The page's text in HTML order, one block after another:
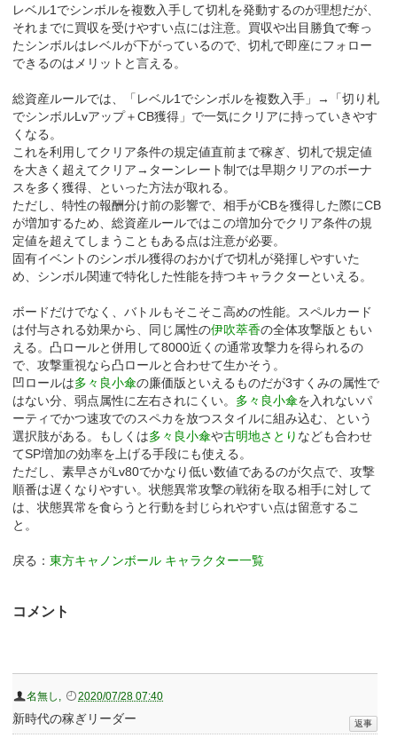
レベル1でシンボルを複数入手して切札を発動するのが理想だが、
それまでに買収を受けやすい点には注意。買収や出目勝負で奪っ
たシンボルはレベルが下がっているので、切札で即座にフォロー
できるのはメリットと言える。
総資産ルールでは、「レベル1でシンボルを複数入手」→「切り札
でシンボルLvアップ＋CB獲得」で一気にクリアに持っていきやす
くなる。
これを利用してクリア条件の規定値直前まで稼ぎ、切札で規定値
を大きく超えてクリア→ターンレート制では早期クリアのボーナ
スを多く獲得、といった方法が取れる。
ただし、特性の報酬分け前の影響で、相手がCBを獲得した際にCB
が増加するため、総資産ルールではこの増加分でクリア条件の規
定値を超えてしまうこともある点は注意が必要。
固有イベントのシンボル獲得のおかげで切札が発揮しやすいた
め、シンボル関連で特化した性能を持つキャラクターといえる。
ボードだけでなく、バトルもそこそこ高めの性能。スペルカード
は付与される効果から、同じ属性の伊吹萃香の全体攻撃版ともい
える。凸ロールと併用して8000近くの通常攻撃力を得られるの
で、攻撃重視なら凸ロールと合わせて生かそう。
凹ロールは多々良小傘の廉価版といえるものだが3すくみの属性で
はない分、弱点属性に左右されにくい。 多々良小傘を入れないパ
ーティでかつ速攻でのスペカを放つスタイルに組み込む、という
選択肢がある。もしくは多々良小傘や古明地さとり なども合わせ
てSP増加の効率を上げる手段にも使える。
ただし、素早さがLv80でかなり低い数値であるのが欠点で、攻撃
順番は遅くなりやすい。状態異常攻撃の戦術を取る相手に対して
は、状態異常を食らうと行動を封じられやすい点は留意するこ
と。
戻る：東方キャノンボール キャラクター一覧
コメント
名無し 2020/07/28 07:40
新時代の稼ぎリーダー